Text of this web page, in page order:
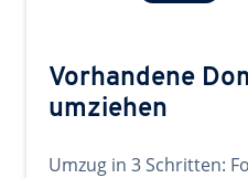
Vorhandene
umziehen
Umzug in 3 Schritten: